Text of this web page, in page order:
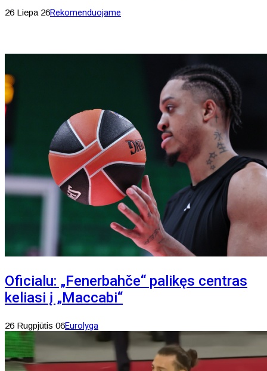
26 Liepa 26Rekomenduojame
Oficialu: „Fenerbahče“ palikęs centras
keliasi į „Maccabi“
26 Rugpjūtis 06Eurolyga